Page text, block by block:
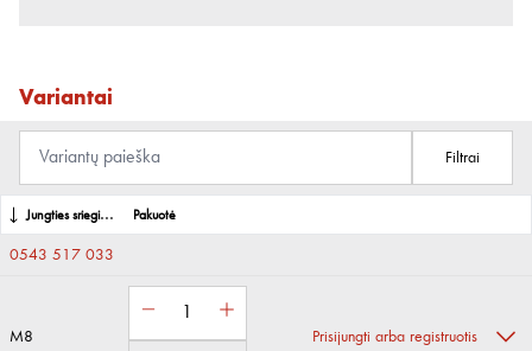
Variantai
Filtrai
Jungties sriegis Pakuotė
0543 517 033
M8
Prisijungti arba registruotis